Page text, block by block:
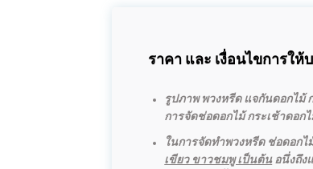
ราคา และ เงื่อนไขการให้
รูปภาพ พวงหรีด แจกันดอกไม้
การจัดช่อดอกไม้ กระเช้าดอก
ในการจัดทำพวงหรีด ช่อดอก
เขียว ขาวชมพู เป็นต้นอนึ่งถึง